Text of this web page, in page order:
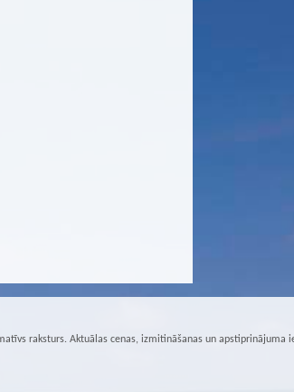
raksturs. Aktuālas cenas, izmitināšanas un apstiprinājuma